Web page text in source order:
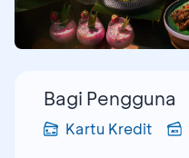
Bagi Pengguna
Kartu Kredit